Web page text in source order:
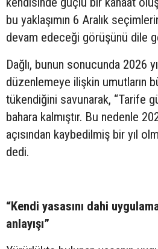
bu yaklaşımın 6 Aralık
devam edeceği görüşünü dile
Dağlı, bunun sonucunda 2026
düzenlemeye ilişkin umutların
tükendiğini savunarak, “Tarife
bahara kalmıştır. Bu nedenle
açısından kaybedilmiş bir yıl
dedi.
“Kendi yasasını dahi
anlayışı”